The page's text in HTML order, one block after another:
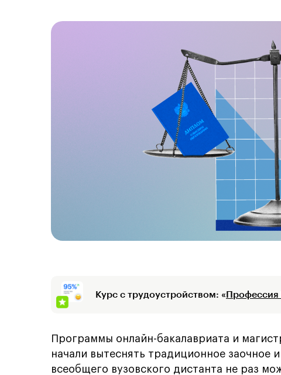
Курс с трудоустройством: « Профессия
Программы онлайн-бакалавриата и
начали вытеснять традиционное заочное
всеобщего вузовского дистанта не раз